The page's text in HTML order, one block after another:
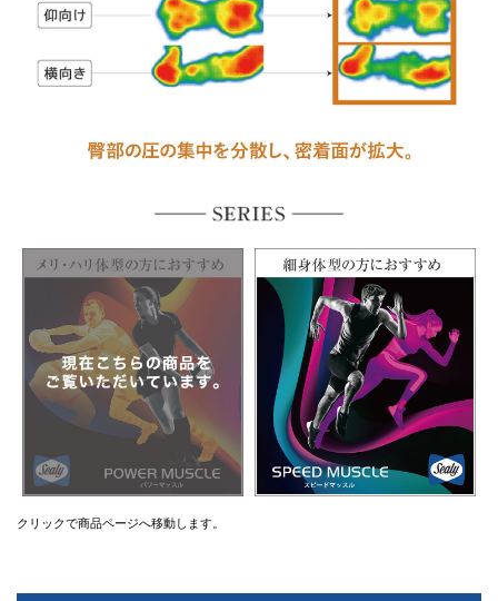
クリックで商品ページへ移動します。